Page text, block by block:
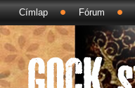
Címlap Fórum